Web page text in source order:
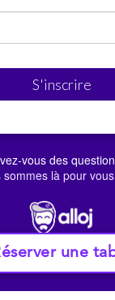
une
S'inscrire
vous des
sommes là pour
2022 Tous droits